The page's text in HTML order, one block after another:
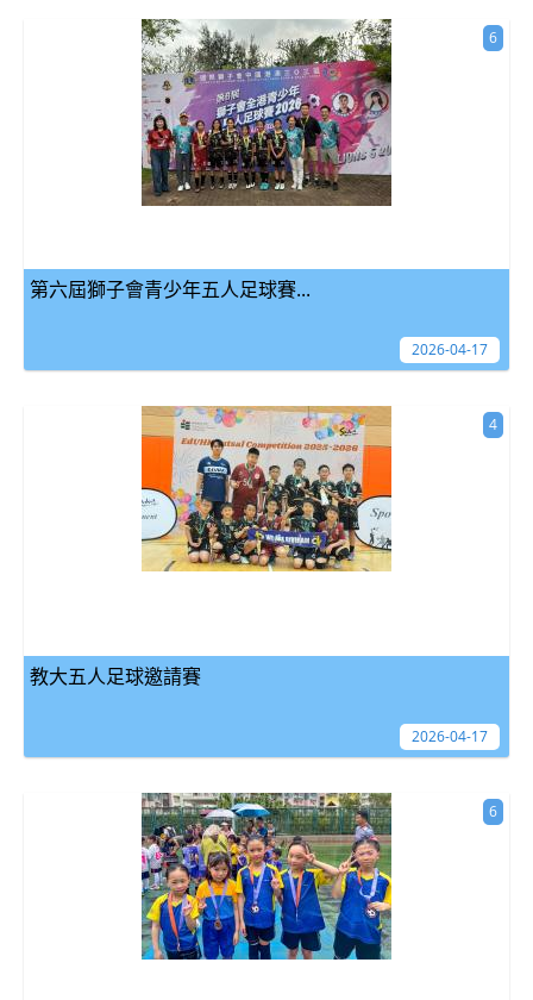
第六屆獅子會青少年五人足球賽...
6
2026-04-17
教大五人足球邀請賽
4
2026-04-17
6